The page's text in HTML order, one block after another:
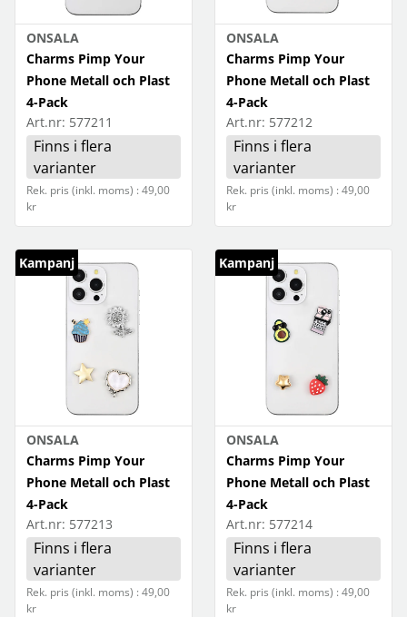
Batterier
Elbil
Foto
Blixt- och ledljus
Objektiv och filter
Stativ
Förbrukning
Gaming
Hem och hushåll
Hörlurar
Lagringsmedia
Mobiltillbehör
Mobilfodral
Mobilhållare
Mobilskal
Mobilsmycken
Video
ONSALA
Charms Pimp Your
Phone Metall och Plast
4-Pack
Art.nr: 577211
Finns i flera
varianter
Rek. pris (inkl. moms) : 49,00
kr
ONSALA
Charms Pimp Your
Phone Metall och Plast
4-Pack
Art.nr: 577212
Finns i flera
varianter
Rek. pris (inkl. moms) : 49,00
kr
Kampanj
ONSALA
Charms Pimp Your
Phone Metall och Plast
4-Pack
Art.nr: 577213
Finns i flera
varianter
Rek. pris (inkl. moms) : 49,00
kr
Kampanj
ONSALA
Charms Pimp Your
Phone Metall och Plast
4-Pack
Art.nr: 577214
Finns i flera
varianter
Rek. pris (inkl. moms) : 49,00
kr